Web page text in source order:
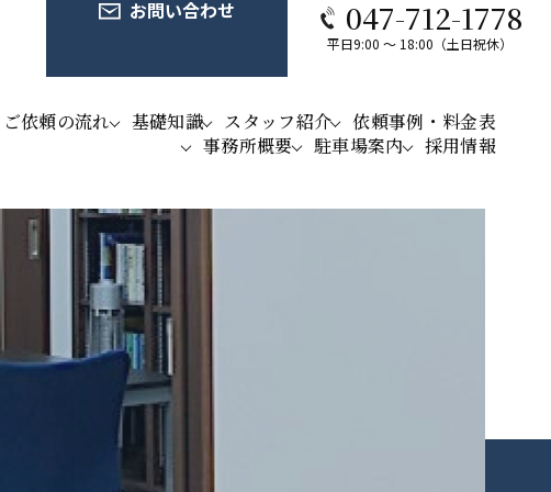
ご依頼の流れ 基礎知識 スタッフ紹介
依頼事例・料金表
事務所概要
駐車場案内 採用情報
お問い合わせ 047-712-1778
平日9:00 ～ 18:00（土日祝休）